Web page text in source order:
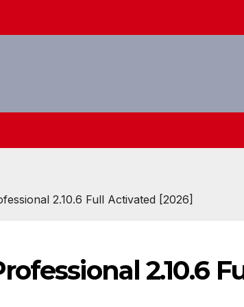
2.10.6 Full Activated [2026]
2.10.6